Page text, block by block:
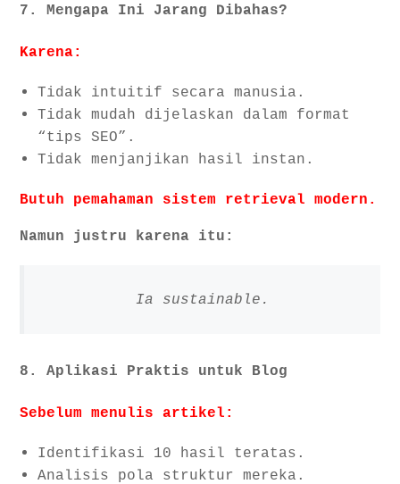
7. Mengapa Ini Jarang Dibahas?
Karena:
Tidak intuitif secara manusia.
Tidak mudah dijelaskan dalam format
“tips SEO”.
Tidak menjanjikan hasil instan.
Butuh pemahaman sistem retrieval modern.
Namun justru karena itu:
Ia sustainable.
8. Aplikasi Praktis untuk Blog
Sebelum menulis artikel:
Identifikasi 10 hasil teratas.
Analisis pola struktur mereka.